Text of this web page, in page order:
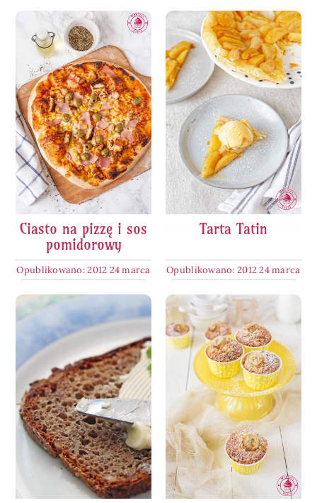
Zdrowo i fit
Kuchnie świata
SKLEP
Polski
Ciasto na pizzę i sos
pomidorowy
Opublikowano: 2012 24 marca
Tarta Tatin
Opublikowano: 2012 24 marca